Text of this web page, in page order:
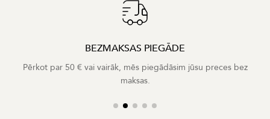
BEZMAKSAS PIEGĀDE
Pērkot par 50 € vai vairāk, mēs piegādāsim jūsu preces bez
maksas.